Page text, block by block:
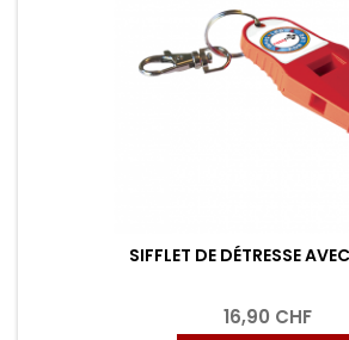
SIFFLET DE DÉTRESSE
16,90 CHF